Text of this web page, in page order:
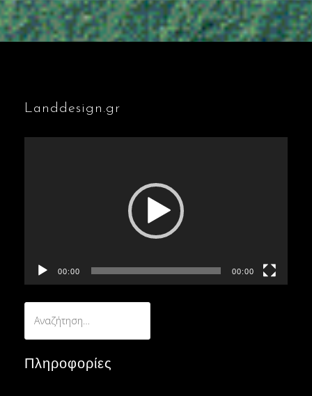
Landdesign.gr
00:00 00:00
για:
Πληροφορίες